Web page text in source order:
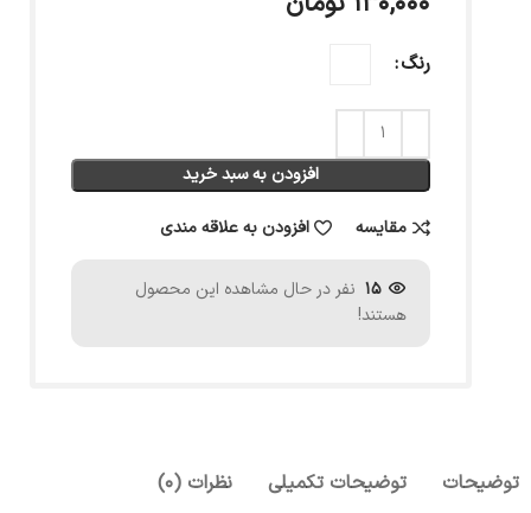
رنگ
افزودن به سبد خرید
مقایسه افزودن به علاقه مندی
15 نفر در حال مشاهده این محصول
هستند!
توضیحات توضیحات تکمیلی نظرات (0)